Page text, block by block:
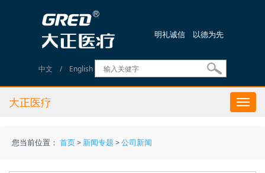
明礼诚信 以德为先
中文 / English
大正医疗
您当前位置： 首页> 新闻专题 >公司新闻